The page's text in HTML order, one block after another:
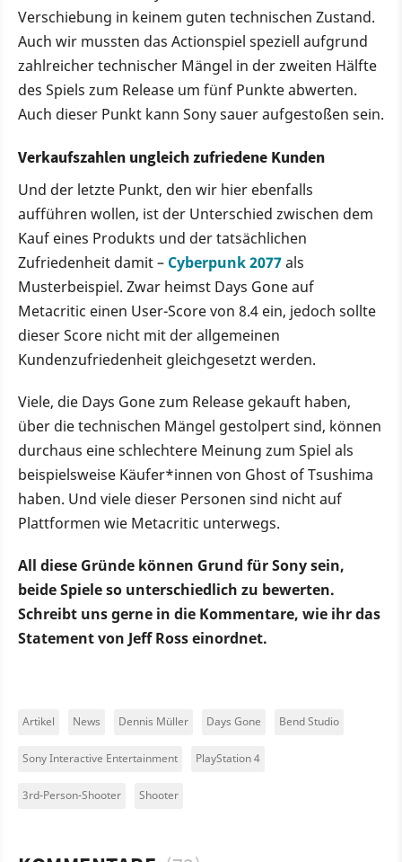
Verschiebung in keinem guten technischen Zustand.
Auch wir mussten das Actionspiel speziell aufgrund
zahlreicher technischer Mängel in der zweiten Hälfte
des Spiels zum Release um fünf Punkte abwerten.
Auch dieser Punkt kann Sony sauer aufgestoßen sein.
Verkaufszahlen ungleich zufriedene Kunden
Und der letzte Punkt, den wir hier ebenfalls
aufführen wollen, ist der Unterschied zwischen dem
Kauf eines Produkts und der tatsächlichen
Zufriedenheit damit – Cyberpunk 2077als
Musterbeispiel. Zwar heimst Days Gone auf
Metacritic einen User-Score von 8.4 ein, jedoch sollte
dieser Score nicht mit der allgemeinen
Kundenzufriedenheit gleichgesetzt werden.
Viele, die Days Gone zum Release gekauft haben,
über die technischen Mängel gestolpert sind, können
durchaus eine schlechtere Meinung zum Spiel als
beispielsweise Käufer*innen von Ghost of Tsushima
haben. Und viele dieser Personen sind nicht auf
Plattformen wie Metacritic unterwegs.
All diese Gründe können Grund für Sony sein,
beide Spiele so unterschiedlich zu bewerten.
Schreibt uns gerne in die Kommentare, wie ihr das
Statement von Jeff Ross einordnet.
Artikel News Dennis Müller Days Gone Bend Studio
Sony Interactive Entertainment PlayStation 4
3rd-Person-Shooter Shooter